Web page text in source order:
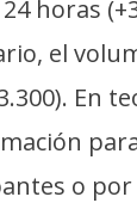
horas
el
En
o